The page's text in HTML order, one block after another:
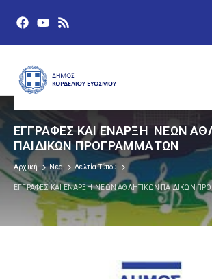
ΕΓΓΡΑΦΕΣ ΚΑΙ ΕΝΑΡΞΗ ΝΕΩΝ
ΠΑΙΔΙΚΩΝ ΠΡΟΓΡΑΜΜΑΤΩΝ
Αρχική Νέα Δελτία Τύπου
ΕΓΓΡΑΦΕΣ ΚΑΙ ΕΝΑΡΞΗ ΝΕΩΝ ΑΘΛΗΤΙΚΩΝ ΠΑΙΔΙΚΩΝ